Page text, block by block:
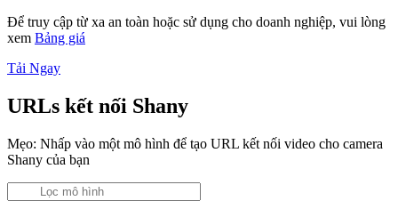
Để truy cập từ xa an toàn hoặc sử dụng cho doanh nghiệp, vui lòng
xem Bảng giá
Tải Ngay
URLs kết nối Shany
Mẹo: Nhấp vào một mô hình để tạo URL kết nối video cho camera
Shany của bạn